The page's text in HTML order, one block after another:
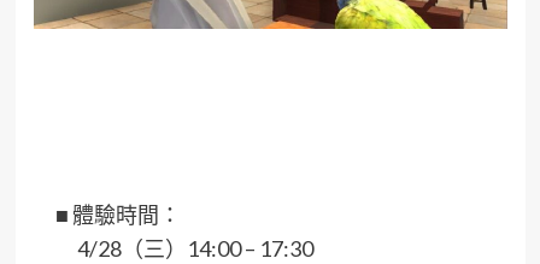
■ 體驗時間：
4/28（三）14:00 – 17:30